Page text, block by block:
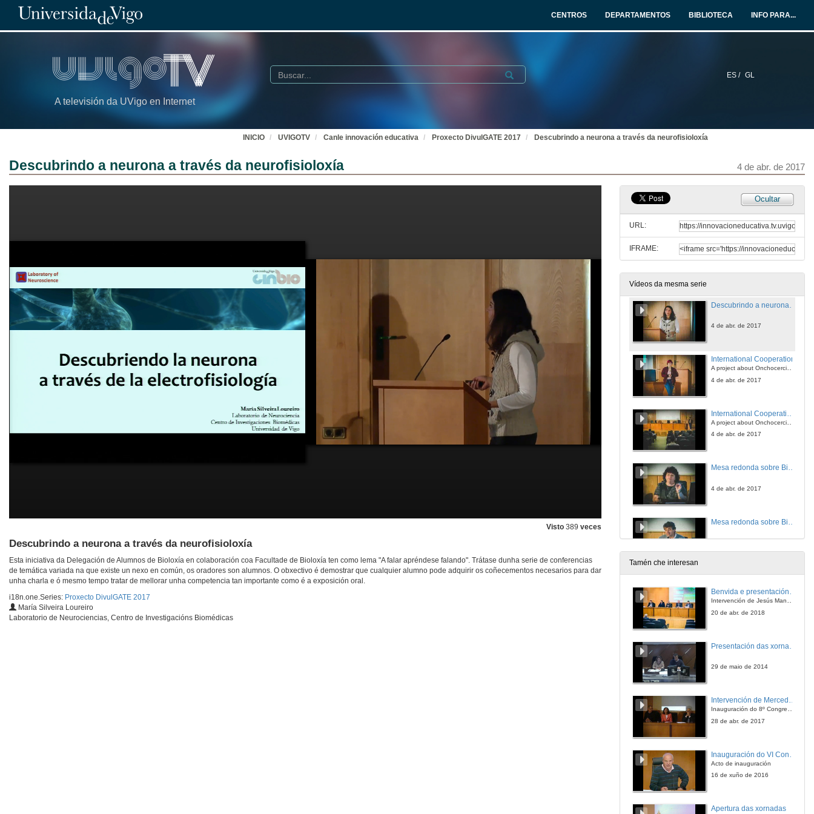
CENTROS DEPARTAMENTOS BIBLIOTECA INFO PARA...
A televisión da UVigo en Internet
ES / GL
Buscar Submit
INICIO UVIGOTV Canle innovación educativa Proxecto DivulGATE 2017 Descubrindo a neurona a través da neurofisioloxía
Descubrindo a neurona a través da neurofisioloxía 4 de abr. de 2017
Visto 389 veces
Descubrindo a neurona a través da neurofisioloxía
Esta iniciativa da Delegación de Alumnos de Bioloxía en colaboración coa Facultade de Bioloxía ten como lema "A falar apréndese falando". Trátase dunha serie de conferencias
de temática variada na que existe un nexo en común, os oradores son alumnos. O obxectivo é demostrar que cualquier alumno pode adquirir os coñecementos necesarios para dar
unha charla e ó mesmo tempo tratar de mellorar unha competencia tan importante como é a exposición oral.
i18n.one.Series: Proxecto DivulGATE 2017
María Silveira Loureiro
Laboratorio de Neurociencias, Centro de Investigacións Biomédicas
Ocultar
URL:
IFRAME:
Vídeos da mesma serie
Estudio ecocoprolóxico comparativo entre parásitos intestinales de équidos. Quenda de cuestións
3 de abr. de 2017
Presentación da segunda xornada
Estratexias de cultivo in vitro de Bryophyllum daigremontianum
4 de abr. de 2017
4 de abr. de 2017
International Cooperation
A project about Onchocerciasis in Ethiopia
4 de abr. de 2017
A project about Onchocerciasis in Ethiopia
4 de abr. de 2017
Mesa redonda sobre Bioética. Intervención de Africa González
4 de abr. de 2017
Mesa redonda sobre Bioética. Intervención de Jesús Manuel Míguez
4 de abr. de 2017
4 de abr. de 2017
19 de abr. de 2017
19 de abr. de 2017
Tamén che interesan
Benvida e presentación da xornada
Intervención de Jesús Manuel Míguez, Decano da Facultade de Bioloxía
20 de abr. de 2018
29 de maio de 2014
Intervención de Mercedes Gallardo Medina
Inauguración do 8º Congreso de traballos colaborativos
28 de abr. de 2017
Acto de inauguración
16 de xuño de 2016
Apertura das xornadas